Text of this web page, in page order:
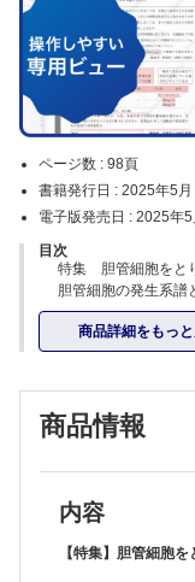
ページ数 : 98頁
書籍発行日 : 2025年5月
電子版発売日 : 2025年5
目次
特集 胆管細胞をと
胆管細胞の発生系譜
中川 勇人
胆道周囲毛細血叢
度判定への応用を含
青木 修一
混合型肝癌の臨床・
工藤洋太郎
胆道疾患と免疫
大山 広ほか
商品詳細をもっ
商品情報
内容
【特集】胆管細胞